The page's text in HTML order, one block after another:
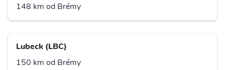
148 km od Brémy
Lubeck (LBC)
150 km od Brémy